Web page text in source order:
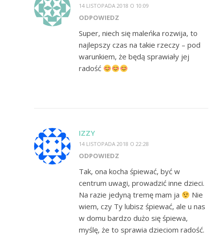
14 LISTOPADA 2018 O 10:09
ODPOWIEDZ
Super, niech się maleńka rozwija, to
najlepszy czas na takie rzeczy – pod
warunkiem, że będą sprawiały jej
radość
IZZY
14 LISTOPADA 2018 O 22:28
ODPOWIEDZ
Tak, ona kocha śpiewać, być w
centrum uwagi, prowadzić inne dzieci.
Na razie jedyną tremę mam ja
Nie
wiem, czy Ty lubisz śpiewać, ale u nas
w domu bardzo dużo się śpiewa,
myślę, że to sprawia dzieciom radość.